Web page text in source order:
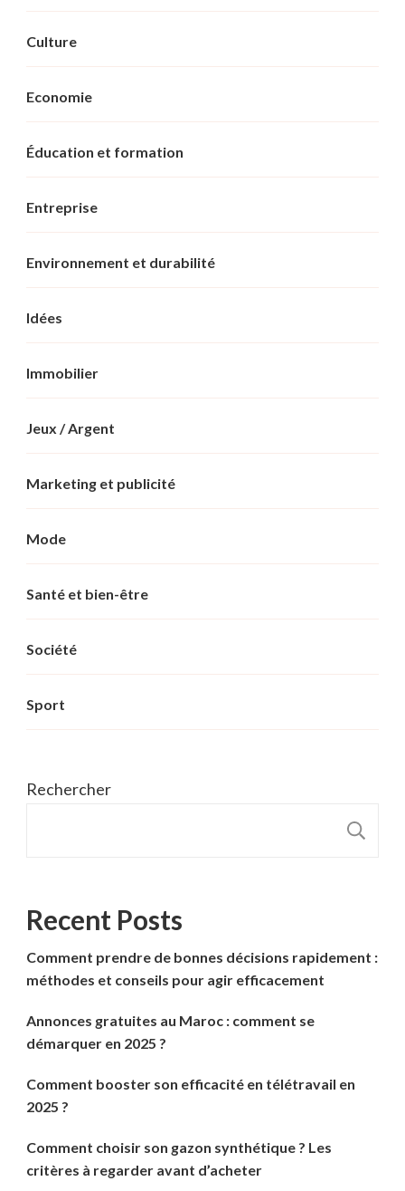
Culture
Economie
Éducation et formation
Entreprise
Environnement et durabilité
Idées
Immobilier
Jeux / Argent
Marketing et publicité
Mode
Santé et bien-être
Société
Sport
Rechercher
Recent Posts
Comment prendre de bonnes décisions rapidement :
méthodes et conseils pour agir efficacement
Annonces gratuites au Maroc : comment se
démarquer en 2025 ?
Comment booster son efficacité en télétravail en
2025 ?
Comment choisir son gazon synthétique ? Les
critères à regarder avant d’acheter